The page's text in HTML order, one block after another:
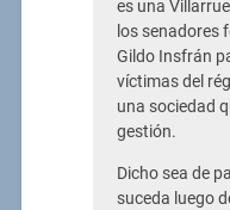
es una
los senadores
Gildo Insfrán
víctimas del
una sociedad
gestión.
Dicho sea de
suceda luego